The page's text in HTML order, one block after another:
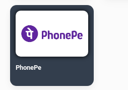
PhonePe